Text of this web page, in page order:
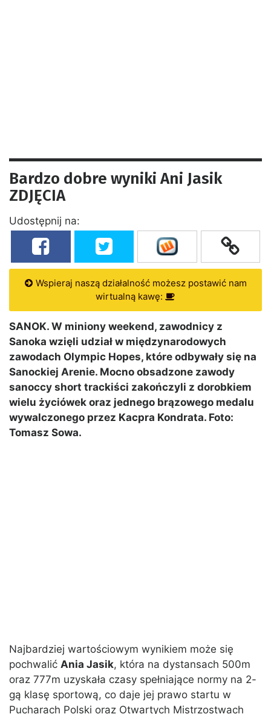
Bardzo dobre wyniki Ani Jasik
ZDJĘCIA
Udostępnij na:
Wspieraj naszą działalność możesz postawić nam
wirtualną kawę:
SANOK. W miniony weekend, zawodnicy z
Sanoka wzięli udział w międzynarodowych
zawodach Olympic Hopes, które odbywały się na
Sanockiej Arenie. Mocno obsadzone zawody
sanoccy short trackiści zakończyli z dorobkiem
wielu życiówek oraz jednego brązowego medalu
wywalczonego przez Kacpra Kondrata. Foto:
Tomasz Sowa.
Najbardziej wartościowym wynikiem może się
pochwalić Ania Jasik, która na dystansach 500m
oraz 777m uzyskała czasy spełniające normy na 2-
gą klasę sportową, co daje jej prawo startu w
Pucharach Polski oraz Otwartych Mistrzostwach